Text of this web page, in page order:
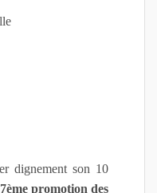
dignement son 10
7ème promotion des